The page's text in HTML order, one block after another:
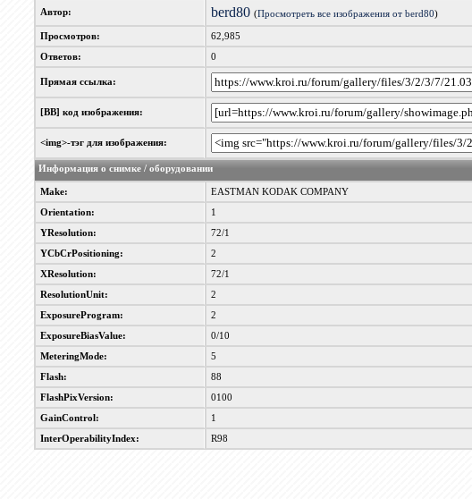
Автор: berd80 (Просмотреть все изображения от berd80)
Просмотров: 62,985
Ответов: 0
Прямая ссылка:
[BB] код изображения:
<img>-тэг для изображения:
Информация о снимке / оборудовании
Make: EASTMAN KODAK COMPANY
Orientation: 1
YResolution: 72/1
YCbCrPositioning: 2
XResolution: 72/1
ResolutionUnit: 2
ExposureProgram: 2
ExposureBiasValue: 0/10
MeteringMode: 5
Flash: 88
FlashPixVersion: 0100
GainControl: 1
InterOperabilityIndex: R98